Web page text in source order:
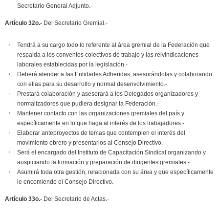
Secretario General Adjunto.-
Artículo 32o.- Del Secretario Gremial.-
Tendrá a su cargo todo lo referente al área gremial de la Federación que
respalda a los convenios colectivos de trabajo y las reivindicaciones
laborales establecidas por la legislación.-
Deberá atender a las Entidades Adheridas, asesorándolas y colaborando
con ellas para su desarrollo y normal desenvolvimiento.-
Prestará colaboración y asesorará a los Delegados organizadores y
normalizadores que pudiera designar la Federación.-
Mantener contacto con las organizaciones gremiales del país y
específicamente en lo que haga al interés de los trabajadores.-
Elaborar anteproyectos de temas que contemplen el interés del
movimiento obrero y presentarlos al Consejo Directivo.-
Será el encargado del Instituto de Capacitación Sindical organizando y
auspiciando la formación y preparación de dirigentes gremiales.-
Asumirá toda otra gestión, relacionada con su área y que específicamente
le encomiende el Consejo Directivo.-
Artículo 33o.- Del Secretario de Actas.-